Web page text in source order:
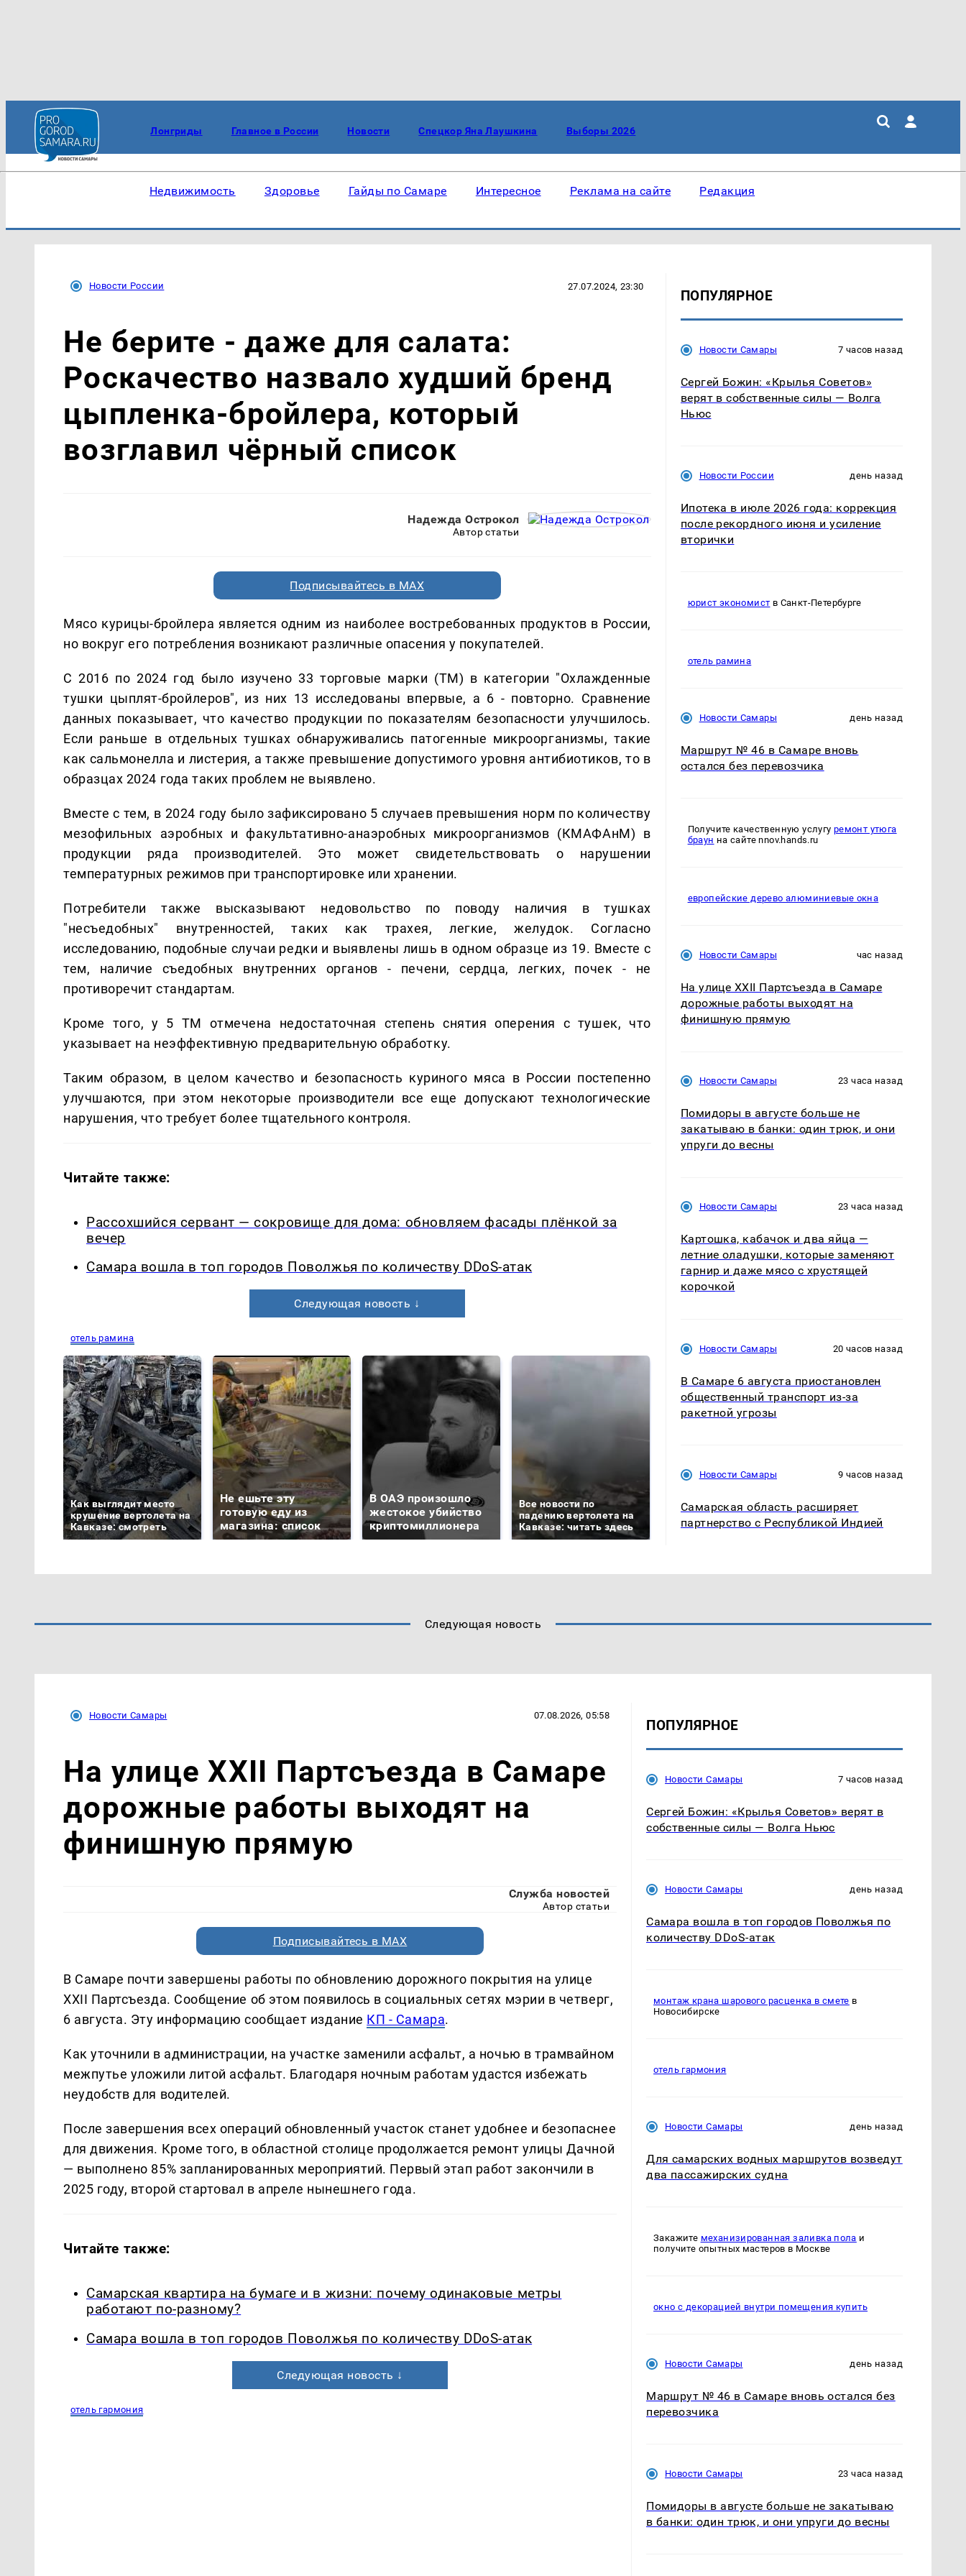
Лонгриды Главное в России Новости Спецкор Яна Лаушкина Выборы 2026
Недвижимость Здоровье Гайды по Самаре Интересное Реклама на сайте Редакция
Новости России 27.07.2024, 23:30
Не берите - даже для салата:
Роскачество назвало худший бренд
цыпленка-бройлера, который
возглавил чёрный список
Надежда Острокол
Автор статьи
Подписывайтесь в MAX
Мясо курицы-бройлера является одним из наиболее востребованных продуктов в России,
но вокруг его потребления возникают различные опасения у покупателей.
С 2016 по 2024 год было изучено 33 торговые марки (ТМ) в категории "Охлажденные
тушки цыплят-бройлеров", из них 13 исследованы впервые, а 6 - повторно. Сравнение
данных показывает, что качество продукции по показателям безопасности улучшилось.
Если раньше в отдельных тушках обнаруживались патогенные микроорганизмы, такие
как сальмонелла и листерия, а также превышение допустимого уровня антибиотиков, то в
образцах 2024 года таких проблем не выявлено.
Вместе с тем, в 2024 году было зафиксировано 5 случаев превышения норм по количеству
мезофильных аэробных и факультативно-анаэробных микроорганизмов (КМАФАнМ) в
продукции ряда производителей. Это может свидетельствовать о нарушении
температурных режимов при транспортировке или хранении.
Потребители также высказывают недовольство по поводу наличия в тушках
"несъедобных" внутренностей, таких как трахея, легкие, желудок. Согласно
исследованию, подобные случаи редки и выявлены лишь в одном образце из 19. Вместе с
тем, наличие съедобных внутренних органов - печени, сердца, легких, почек - не
противоречит стандартам.
Кроме того, у 5 ТМ отмечена недостаточная степень снятия оперения с тушек, что
указывает на неэффективную предварительную обработку.
Таким образом, в целом качество и безопасность куриного мяса в России постепенно
улучшаются, при этом некоторые производители все еще допускают технологические
нарушения, что требует более тщательного контроля.
Читайте также:
Рассохшийся сервант — сокровище для дома: обновляем фасады плёнкой за
вечер
Самара вошла в топ городов Поволжья по количеству DDoS-атак
Следующая новость ↓
отель рамина
Как выглядит место
крушение вертолета на
Кавказе: смотреть
Не ешьте эту
готовую еду из
магазина: список
В ОАЭ произошло
жестокое убийство
криптомиллионера
Все новости по
падению вертолета на
Кавказе: читать здесь
было с 1945: чего
ждать всем нам?
В магазинах России
ажиотаж из-за этого
продукта: что купить?
ПОПУЛЯРНОЕ
Новости Самары 7 часов назад
Сергей Божин: «Крылья Советов»
верят в собственные силы — Волга
Ньюс
Новости России день назад
Ипотека в июле 2026 года: коррекция
после рекордного июня и усиление
вторички
юрист экономист в Санкт-Петербурге
отель рамина
Новости Самары день назад
Маршрут № 46 в Самаре вновь
остался без перевозчика
Получите качественную услугу ремонт утюга
браун на сайте nnov.hands.ru
европейские дерево алюминиевые окна
Новости Самары час назад
На улице XXII Партсъезда в Самаре
дорожные работы выходят на
финишную прямую
Новости Самары 23 часа назад
Помидоры в августе больше не
закатываю в банки: один трюк, и они
упруги до весны
Новости Самары 23 часа назад
Картошка, кабачок и два яйца —
летние оладушки, которые заменяют
гарнир и даже мясо с хрустящей
корочкой
Новости Самары 20 часов назад
В Самаре 6 августа приостановлен
общественный транспорт из-за
ракетной угрозы
Новости Самары 9 часов назад
Самарская область расширяет
партнерство с Республикой Индией
Следующая новость
Новости Самары 07.08.2026, 05:58
На улице XXII Партсъезда в Самаре
дорожные работы выходят на
финишную прямую
Служба новостей
Автор статьи
Подписывайтесь в MAX
В Самаре почти завершены работы по обновлению дорожного покрытия на улице
XXII Партсъезда. Сообщение об этом появилось в социальных сетях мэрии в четверг,
6 августа. Эту информацию сообщает издание КП - Самара.
Как уточнили в администрации, на участке заменили асфальт, а ночью в трамвайном
межпутье уложили литой асфальт. Благодаря ночным работам удастся избежать
неудобств для водителей.
После завершения всех операций обновленный участок станет удобнее и безопаснее
для движения. Кроме того, в областной столице продолжается ремонт улицы Дачной
— выполнено 85% запланированных мероприятий. Первый этап работ закончили в
2025 году, второй стартовал в апреле нынешнего года.
Читайте также:
Самарская квартира на бумаге и в жизни: почему одинаковые метры
работают по-разному?
Самара вошла в топ городов Поволжья по количеству DDoS-атак
Следующая новость ↓
отель гармония
ПОПУЛЯРНОЕ
Новости Самары 7 часов назад
Сергей Божин: «Крылья Советов» верят в
собственные силы — Волга Ньюс
Новости Самары день назад
Самара вошла в топ городов Поволжья по
количеству DDoS-атак
монтаж крана шарового расценка в смете в
Новосибирске
отель гармония
Новости Самары день назад
Для самарских водных маршрутов возведут
два пассажирских судна
Закажите механизированная заливка пола и
получите опытных мастеров в Москве
окно с декорацией внутри помещения купить
Новости Самары день назад
Маршрут № 46 в Самаре вновь остался без
перевозчика
Новости Самары 23 часа назад
Помидоры в августе больше не закатываю
в банки: один трюк, и они упруги до весны